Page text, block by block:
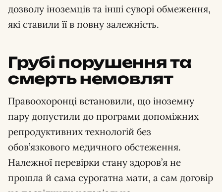
дозволу іноземців та інші суворі обмеження,
які ставили її в повну залежність.
Грубі порушення та
смерть немовлят
Правоохоронці встановили, що іноземну
пару допустили до програми допоміжних
репродуктивних технологій без
обов’язкового медичного обстеження.
Належної перевірки стану здоров’я не
прошла й сама сурогатна мати, а сам договір